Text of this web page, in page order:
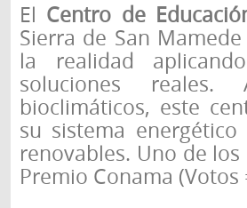
El Centro de
Sierra de San
la realidad
soluciones
bioclimáticos, este
su sistema
renovables. Uno de
Premio Conama (Votos